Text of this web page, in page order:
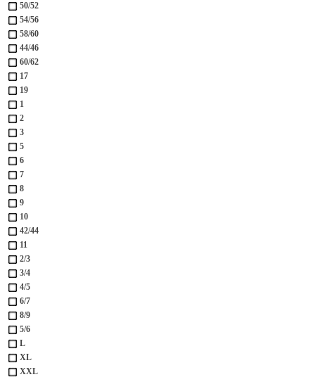
50/52
54/56
58/60
44/46
60/62
17
19
1
2
3
5
6
7
8
9
10
42/44
11
2/3
3/4
4/5
6/7
8/9
5/6
L
XL
XXL